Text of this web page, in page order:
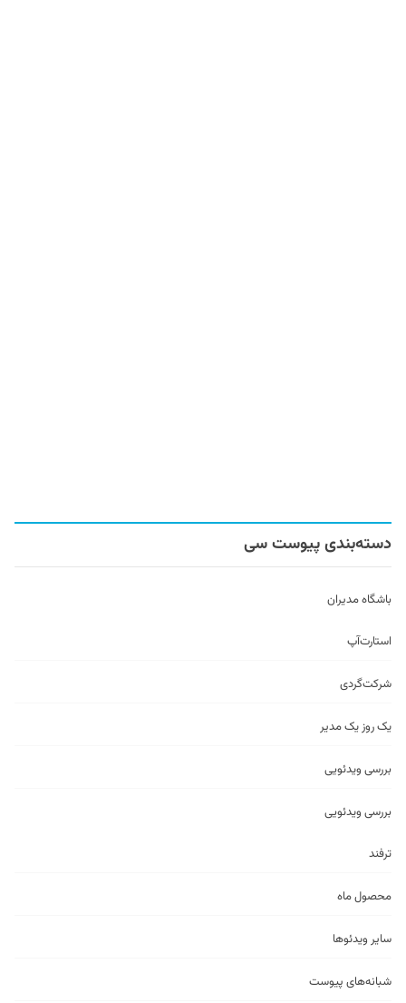
دسته‌بندی پیوست سی
باشگاه مدیران
استارت‌آپ
شرکت‌گردی
یک روز یک مدیر
بررسی ویدئویی
بررسی ویدئویی
ترفند
محصول ماه
سایر ویدئو‌ها
شبانه‌های پیوست